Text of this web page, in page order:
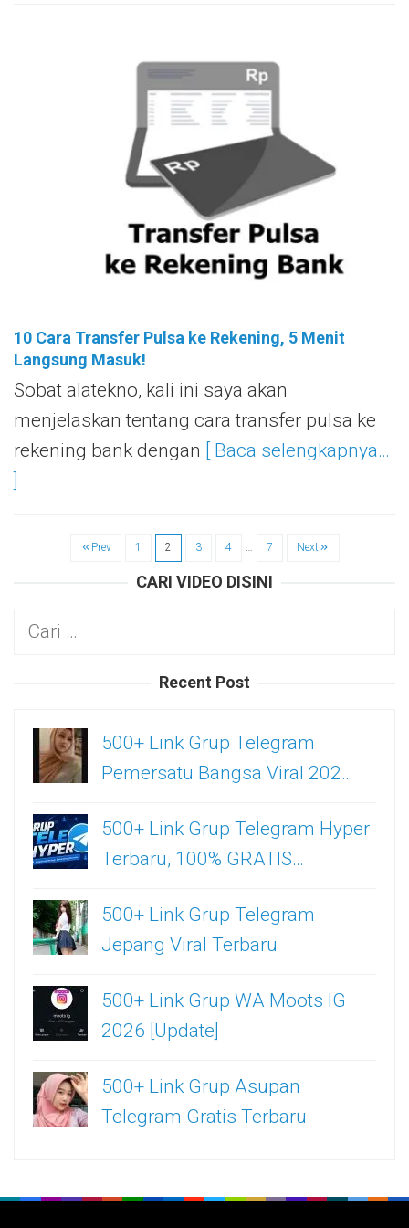
10 Cara Transfer Pulsa ke Rekening, 5 Menit
Langsung Masuk!
Sobat alatekno, kali ini saya akan
menjelaskan tentang cara transfer pulsa ke
rekening bank dengan [ Baca selengkapnya…
]
Prev 1 2 3 4 … 7 Next
CARI VIDEO DISINI
Cari
Recent Post
500+ Link Grup Telegram
Pemersatu Bangsa Viral 202…
500+ Link Grup Telegram Hyper
Terbaru, 100% GRATIS…
500+ Link Grup Telegram
Jepang Viral Terbaru
500+ Link Grup WA Moots IG
2026 [Update]
500+ Link Grup Asupan
Telegram Gratis Terbaru